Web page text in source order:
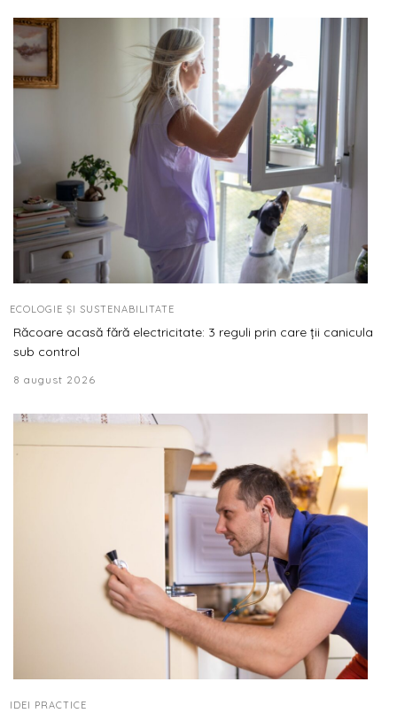
ECOLOGIE ȘI SUSTENABILITATE
Răcoare acasă fără electricitate: 3 reguli prin care ții canicula
sub control
8 august 2026
IDEI PRACTICE